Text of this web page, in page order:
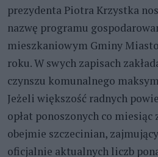
prezydenta Piotra Krzystka
nazwę programu
mieszkaniowym Gminy
roku. W swych zapisach
czynszu komunalnego
Jeżeli większość radnych
opłat ponoszonych co
obejmie szczecinian,
oficjalnie aktualnych liczb